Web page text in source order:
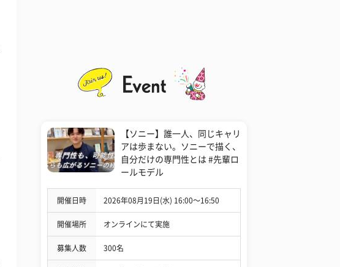
【ソニー】誰一人、同じキャリ
アは歩まない。ソニーで描く、
自分だけの専門性とは #先輩ロ
ールモデル
開催日時 2026年08月19日(水) 16:00〜16:50
開催場所 オンラインにて実施
募集人数 300名